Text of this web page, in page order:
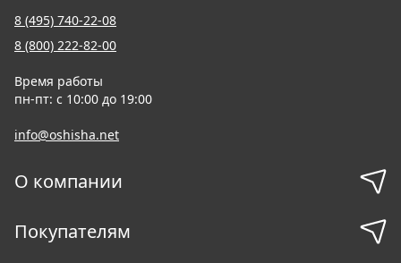
8 (495) 740-22-08
8 (800) 222-82-00
Время работы
пн-пт: с 10:00 до 19:00
info@oshisha.net
О компании
Покупателям